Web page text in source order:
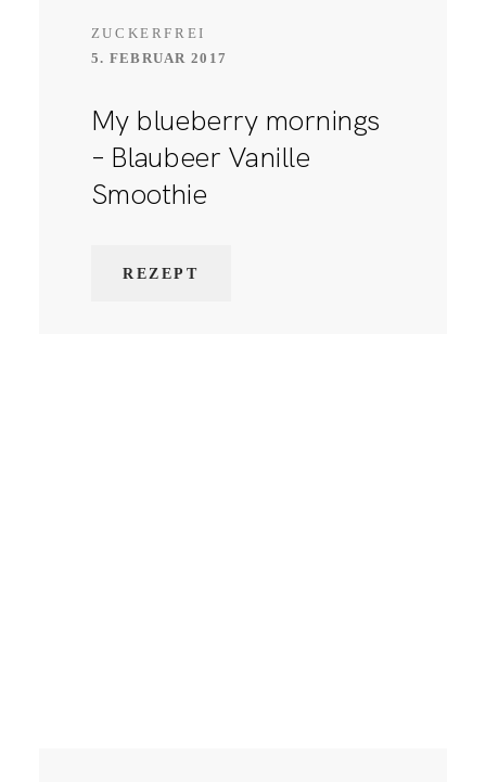
ZUCKERFREI
5. FEBRUAR 2017
My blueberry mornings
– Blaubeer Vanille
Smoothie
REZEPT